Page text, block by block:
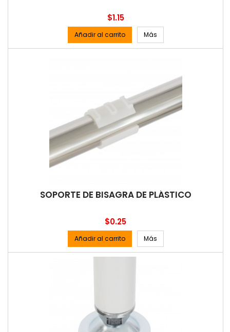
Precio
$1.15
Añadir al carrito Más
SOPORTE DE BISAGRA DE PLÁSTICO
Precio
$0.25
Añadir al carrito Más